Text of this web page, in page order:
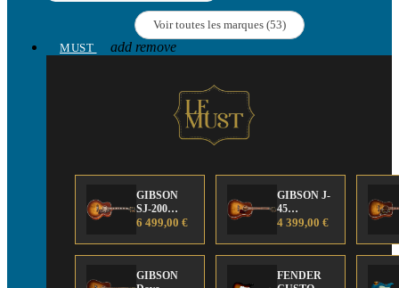
Voir toutes les marques (53)
MUST
add remove
GIBSON
SJ-200
Anniversary
Edition
6 499,00 €
GIBSON J-
45
Anniversary
Edition
4 399,00 €
GIBSON
FENDER